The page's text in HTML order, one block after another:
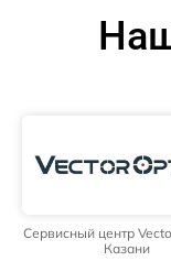
Сервисный центр
Казани